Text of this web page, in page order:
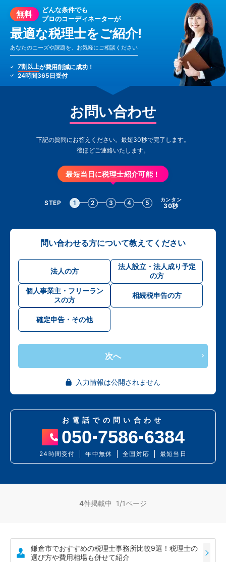
無料
どんな条件でも
プロのコーディネーターが
最適な税理士をご紹介!
あなたのニーズや課題を、お気軽にご相談ください
7割以上が費用削減に成功！
24時間365日受付
お問い合わせ
下記の質問にお答えください。最短30秒で完了します。
後ほどご連絡いたします。
最短当日に税理士紹介可能！
STEP 1 2 3 4 5 カンタン
30秒
問い合わせる方について教えてください
法人の方
法人設立・法人成り予定
の方
個人事業主・フリーラン
スの方
相続税申告の方
確定申告・その他
次へ
入力情報は公開されません
お電話での問い合わせ
050 7586 6384
24時間受付 年中無休 全国対応 最短当日
4件掲載中 1/1ページ
鎌倉市でおすすめの税理士事務所比較9選！税理士の
選び方や費用相場も併せて紹介